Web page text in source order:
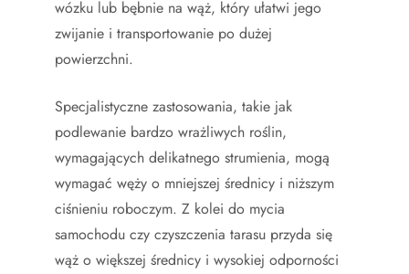
wózku lub bębnie na wąż, który ułatwi jego
zwijanie i transportowanie po dużej
powierzchni.
Specjalistyczne zastosowania, takie jak
podlewanie bardzo wrażliwych roślin,
wymagających delikatnego strumienia, mogą
wymagać węży o mniejszej średnicy i niższym
ciśnieniu roboczym. Z kolei do mycia
samochodu czy czyszczenia tarasu przyda się
wąż o większej średnicy i wysokiej odporności